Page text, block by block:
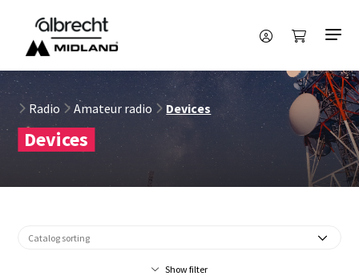
Radio Amateur radio Devices
Devices
Show filter